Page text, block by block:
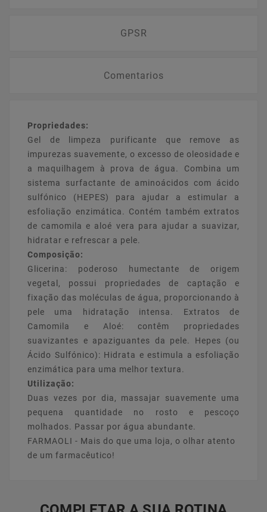
GPSR
Comentarios
Propriedades:
Gel de limpeza purificante que remove as
impurezas suavemente, o excesso de oleosidade e
a maquilhagem à prova de água. Combina um
sistema surfactante de aminoácidos com ácido
sulfónico (HEPES) para ajudar a estimular a
esfoliação enzimática. Contém também extratos
de camomila e aloé vera para ajudar a suavizar,
hidratar e refrescar a pele.
Composição:
Glicerina: poderoso humectante de origem
vegetal, possui propriedades de captação e
fixação das moléculas de água, proporcionando à
pele uma hidratação intensa. Extratos de
Camomila e Aloé: contêm propriedades
suavizantes e apaziguantes da pele. Hepes (ou
Ácido Sulfónico): Hidrata e estimula a esfoliação
enzimática para uma melhor textura.
Utilização:
Duas vezes por dia, massajar suavemente uma
pequena quantidade no rosto e pescoço
molhados. Passar por água abundante.
FARMAOLI - Mais do que uma loja, o olhar atento
de um farmacêutico!